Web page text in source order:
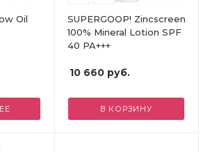
Oil
SUPERGOOP! Zincscreen
100% Mineral Lotion SPF
40 PA+++
10 660руб.
В КОРЗИНУ